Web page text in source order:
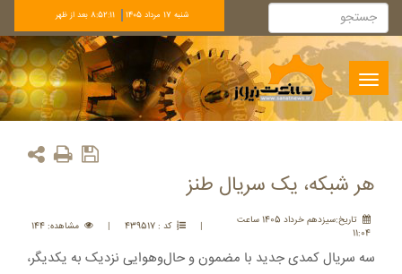
شنبه 17 مرداد 1405 8:52:11 بعد از ظهر
Toggle
navigation
هر شبکه، یک سریال طنز
تاريخ:سيزدهم خرداد 1405 ساعت
11:04
| کد : 439517 | مشاهده: 144
سه سریال کمدی جدید با مضمون و حال‌وهوایی نزدیک به یکدیگر،